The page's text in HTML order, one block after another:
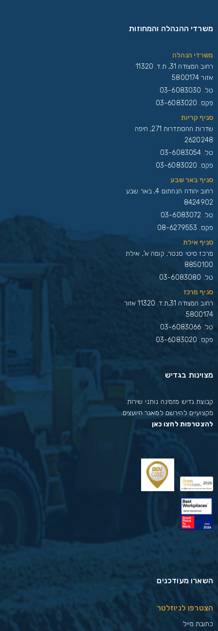
משרדי ההנהלה והמחוזות
משרדי הנהלה
רחוב המצודה 31, ת.ד. 11320
אזור 5800174
טל. 03-6083030
פקס. 03-6083020
סניף קריות
שדרות ההסתדרות 271, חיפה
2620248
טל. 03-6083054
פקס. 03-6083020
סניף באר שבע
רחוב יהודה הנחתום 4, באר שבע
8424902
טל. 03-6083072
פקס. 08-6279553
סניף אילת
מרכז סיטי סנטר, קומה א', אילת
8850100
טל. 03-6083080
סניף מרכז
רחוב המצודה 31,ת.ד. 11320 אזור
5800174
טל. 03-6083066
פקס. 03-6083020
מצוינות בגדיש
קבוצת גדיש מזמינה נותני שירות
מקצועיים להירשם למאגר היועצים.
להצטרפות לחצו כאן
השארו מעודכנים
הצטרפו לניוזלטר